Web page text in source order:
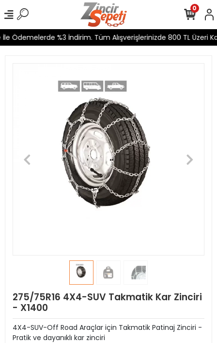
Ödemelerde %3 İndirim. Tüm Alışverişlerinizde 800 TL Üzeri
0
275/75R16 4X4-SUV Takmatik Kar Zinciri
- X1400
4X4-SUV-Off Road Araçlar için Takmatik Patinaj Zinciri -
Pratik ve dayanıklı kar zinciri